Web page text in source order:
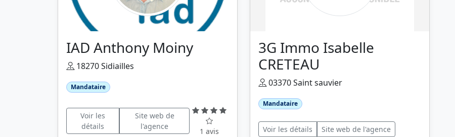
IAD Anthony Moiny
18270 Sidiailles
Mandataire
Voir les
détails
Site web de
l'agence
1 avis
3G Immo Isabelle
CRETEAU
03370 Saint sauvier
Mandataire
Voir les détails Site web de l'agence